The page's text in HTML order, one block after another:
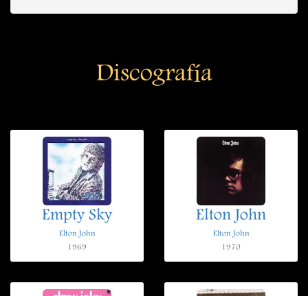
Discografía
Empty Sky
Elton John
1969
Elton John
Elton John
1970